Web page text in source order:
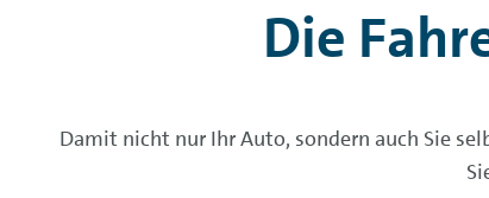
Die
Damit nicht nur Ihr Auto, sondern auch Sie